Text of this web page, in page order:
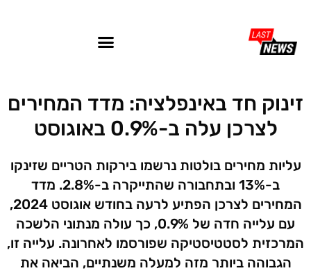
זינוק חד באינפלציה: מדד המחירים
לצרכן עלה ב-0.9% באוגוסט
עליות מחירים בולטות נרשמו בירקות הטריים שזינקו
ב-13% ובתחבורה שהתייקרה ב-2.8%. מדד
המחירים לצרכן הפתיע לרעה בחודש אוגוסט 2024,
עם עלייה חדה של 0.9%, כך עולה מנתוני הלשכה
המרכזית לסטטיסטיקה שפורסמו לאחרונה. עלייה זו,
הגבוהה ביותר מזה למעלה משנתיים, הביאה את